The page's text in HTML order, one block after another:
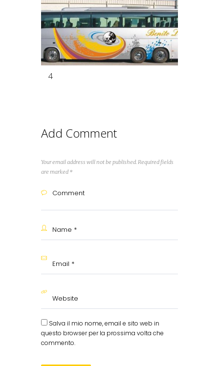
4
Add Comment
Your email address will not be published. Required fields
are marked *
Salva il mio nome, email e sito web in
questo browser per la prossima volta che
commento.